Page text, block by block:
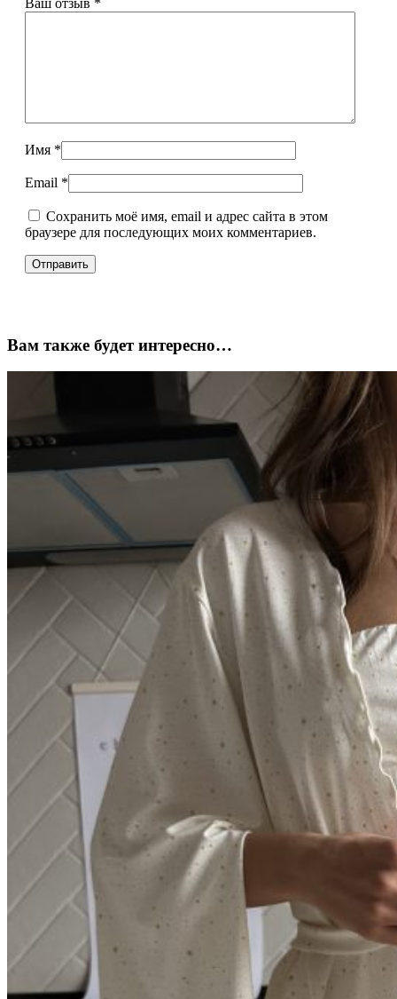
Имя *
Email *
Сохранить моё имя, email и адрес сайта в этом
браузере для последующих моих комментариев.
Вам также будет интересно…